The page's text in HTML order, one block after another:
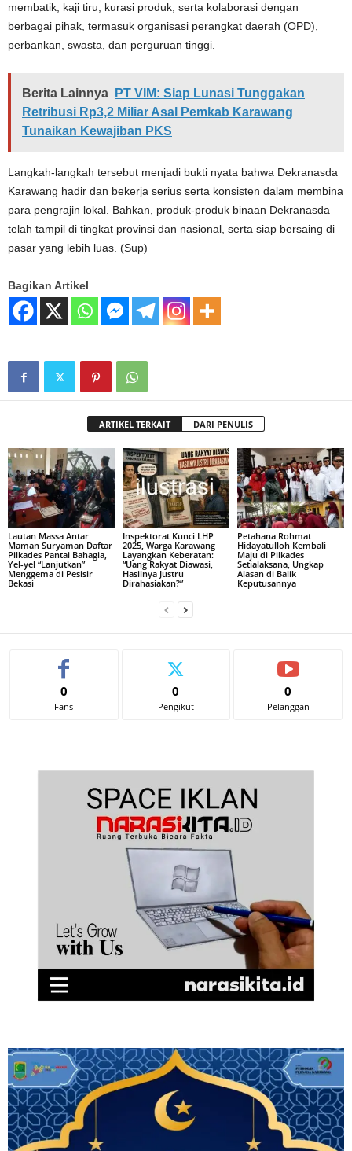
membatik, kaji tiru, kurasi produk, serta kolaborasi dengan
berbagai pihak, termasuk organisasi perangkat daerah (OPD),
perbankan, swasta, dan perguruan tinggi.
Berita Lainnya
PT VIM: Siap Lunasi Tunggakan
Retribusi Rp3,2 Miliar Asal Pemkab Karawang
Tunaikan Kewajiban PKS
Langkah-langkah tersebut menjadi bukti nyata bahwa Dekranasda
Karawang hadir dan bekerja serius serta konsisten dalam membina
para pengrajin lokal. Bahkan, produk-produk binaan Dekranasda
telah tampil di tingkat provinsi dan nasional, serta siap bersaing di
pasar yang lebih luas. (Sup)
Bagikan Artikel
ARTIKEL TERKAIT DARI PENULIS
Lautan Massa Antar
Maman Suryaman Daftar
Pilkades Pantai Bahagia,
Yel-yel “Lanjutkan”
Menggema di Pesisir
Bekasi
Inspektorat Kunci LHP
2025, Warga Karawang
Layangkan Keberatan:
“Uang Rakyat Diawasi,
Hasilnya Justru
Dirahasiakan?”
Petahana Rohmat
Hidayatulloh Kembali
Maju di Pilkades
Setialaksana, Ungkap
Alasan di Balik
Keputusannya
0
Fans
0
Pengikut
0
Pelanggan